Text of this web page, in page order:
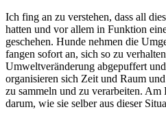
Ich fing an zu verstehen, dass all
hatten und vor allem in Funktion
geschehen. Hunde nehmen die
fangen sofort an, sich so zu
Umweltveränderung abgepuffert
organisieren sich Zeit und Raum
zu sammeln und zu verarbeiten. Am
darum, wie sie selber aus dieser